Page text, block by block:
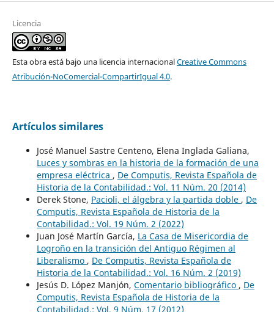
Licencia
Esta obra está bajo una licencia internacionalCreative Commons
Atribución-NoComercial-CompartirIgual 4.0.
Artículos similares
José Manuel Sastre Centeno, Elena Inglada Galiana,
Luces y sombras en la historia de la formación de una
empresa eléctrica , De Computis, Revista Española de
Historia de la Contabilidad.: Vol. 11 Núm. 20 (2014)
Derek Stone, Pacioli, el álgebra y la partida doble , De
Computis, Revista Española de Historia de la
Contabilidad.: Vol. 19 Núm. 2 (2022)
Juan José Martín García, La Casa de Misericordia de
Logroño en la transición del Antiguo Régimen al
Liberalismo , De Computis, Revista Española de
Historia de la Contabilidad.: Vol. 16 Núm. 2 (2019)
Jesús D. López Manjón, Comentario bibliográfico , De
Computis, Revista Española de Historia de la
Contabilidad.: Vol. 9 Núm. 17 (2012)